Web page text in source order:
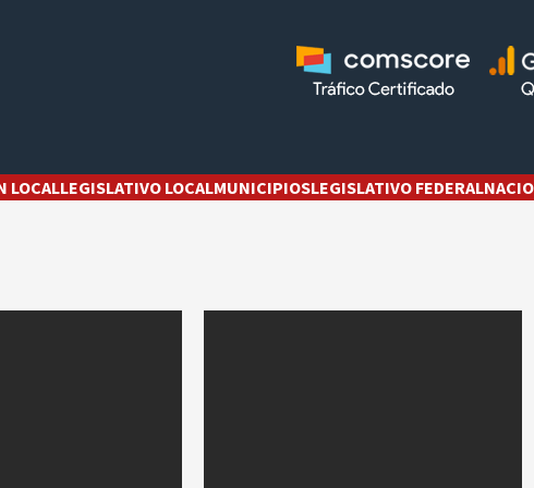
LOCALLEGISLATIVO LOCALMUNICIPIOSLEGISLATIVO FEDERAL